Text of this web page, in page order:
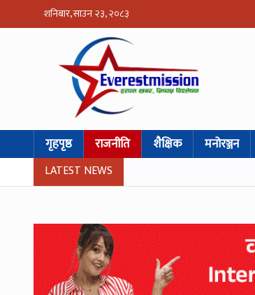
शनिबार, साउन २३, २०८३
गृहपृष्ठ राजनीति शैक्षिक मनोरञ्जन
LATEST NEWS